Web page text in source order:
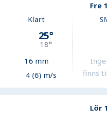
Fre
Klart
25°
18°
16 mm
4 (6) m/s
finns
Lör